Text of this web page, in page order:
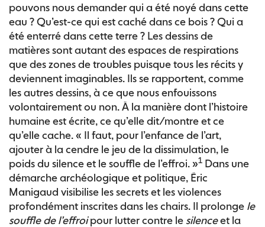
pouvons nous demander qui a été noyé dans cette
eau ? Qu’est-ce qui est caché dans ce bois ? Qui a
été enterré dans cette terre ? Les dessins de
matières sont autant des espaces de respirations
que des zones de troubles puisque tous les récits y
deviennent imaginables. Ils se rapportent, comme
les autres dessins, à ce que nous enfouissons
volontairement ou non. À la manière dont l’histoire
humaine est écrite, ce qu’elle dit/montre et ce
qu’elle cache. « Il faut, pour l’enfance de l’art,
ajouter à la cendre le jeu de la dissimulation, le
poids du silence et le souffle de l’effroi. »1 Dans une
démarche archéologique et politique, Éric
Manigaud visibilise les secrets et les violences
profondément inscrites dans les chairs. Il prolonge le
souffle de l’effroipour lutter contre le silenceet la